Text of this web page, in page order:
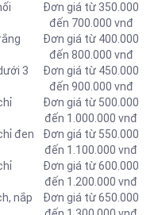
Đơn giá từ 350.000
đến 700.000 vnđ
Đơn giá từ 400.000
đến 800.000 vnđ
3
Đơn giá từ 450.000
đến 900.000 vnđ
Đơn giá từ 500.000
đến 1.000.000 vnđ
đen
Đơn giá từ 550.000
đến 1.100.000 vnđ
Đơn giá từ 600.000
đến 1.200.000 vnđ
nắp
Đơn giá từ 650.000